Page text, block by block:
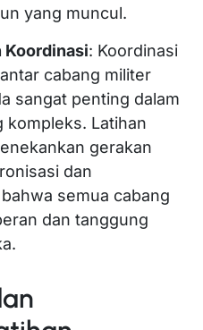
yang muncul.
Koordinasi: Koordinasi
cabang militer
sangat penting dalam
kompleks. Latihan
gerakan
dan
semua cabang
dan tanggung